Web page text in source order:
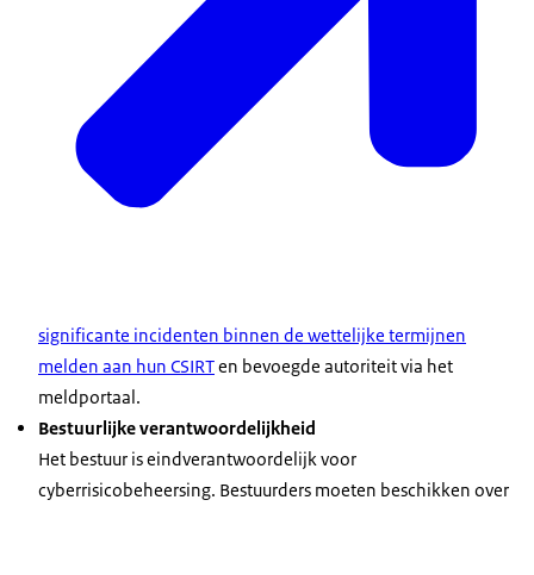
significante incidenten binnen de wettelijke termijnen
melden aan hun CSIRTen bevoegde autoriteit via het
meldportaal.
Bestuurlijke verantwoordelijkheid
Het bestuur is eindverantwoordelijk voor
cyberrisicobeheersing. Bestuurders moeten beschikken over